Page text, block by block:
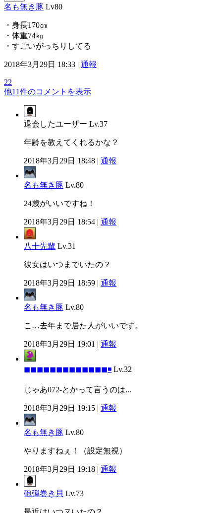
名も無き豚 Lv80
・身長170㎝
・体重74㎏
・すごいがっちりしてる
2018年3月29日 18:33 | 通報
22
他11件のコメントを表示
退会したユーザー Lv.37
年齢を教えてくれるかな？
2018年3月29日 18:48 | 通報
名も無き豚 Lv.80
24歳がいいですね！
2018年3月29日 18:54 | 通報
八十先輩 Lv.31
彼女はいつまでいたの？
2018年3月29日 18:59 | 通報
名も無き豚 Lv.80
こ…去年まで居た人がいいです。
2018年3月29日 19:01 | 通報
◼◼◼◼◼◼◼◼◼◼◼◼◼◾ Lv.32
じゃあ072-とかって言うのは...
2018年3月29日 19:15 | 通報
名も無き豚 Lv.80
やりますねぇ！（設定無視）
2018年3月29日 19:18 | 通報
砲弾巻き貝 Lv.73